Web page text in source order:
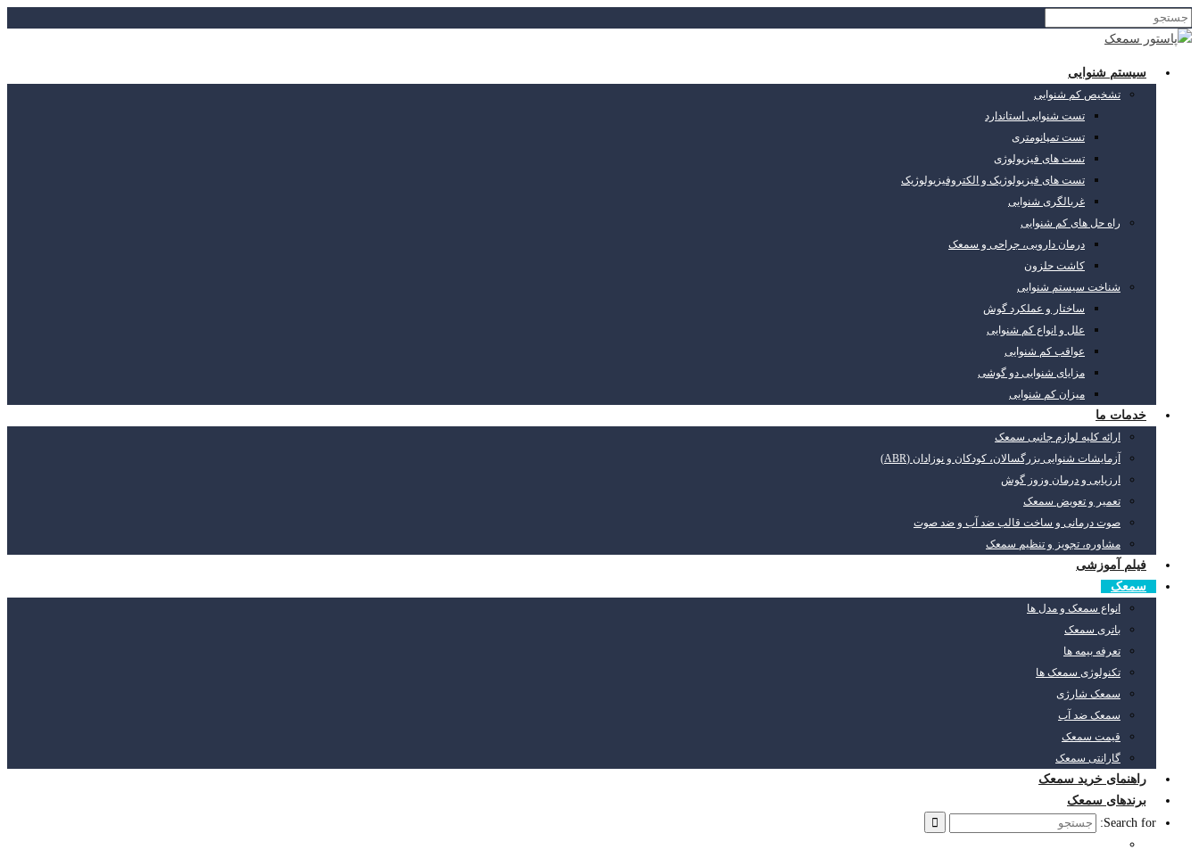
سیستم شنوایی
تشخیص کم شنوایی
تست شنوایی استاندارد
تست تمپانومتری
تست های فیزیولوژی
تست های فیزیولوژیک و الکتروفیزیولوژیک
غربالگری شنوایی
راه حل های کم شنوایی
درمان دارویی، جراحی و سمعک
کاشت حلزون
شناخت سیستم شنوایی
ساختار و عملکرد گوش
علل و انواع کم شنوایی
عواقب کم شنوایی
مزایای شنوایی دو گوشی
میزان کم شنوایی
خدمات ما
ارائه کلیه لوازم جانبی سمعک
آزمایشات شنوایی بزرگسالان، کودکان و نوزادان (ABR)
ارزیابی و درمان وزوز گوش
تعمیر و تعویض سمعک
صوت درمانی و ساخت قالب ضد آب و ضد صوت
مشاوره، تجویز و تنظیم سمعک
فیلم آموزشی
سمعک
انواع سمعک و مدل ها
باتری سمعک
تعرفه بیمه ها
تکنولوژی سمعک ها
سمعک شارژی
سمعک ضد آب
قیمت سمعک
گارانتی سمعک
راهنمای خرید سمعک
برندهای سمعک
Search for: